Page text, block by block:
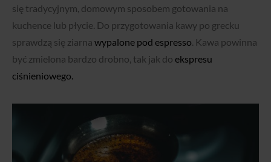
się tradycyjnym, domowym sposobem gotowania na
kuchence lub płycie. Do przygotowania kawy po grecku
sprawdzą się ziarna wypalone pod espresso . Kawa powinna
być zmielona bardzo drobno, tak jak do ekspresu
ciśnieniowego.